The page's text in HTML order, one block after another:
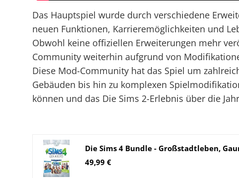
Das Hauptspiel wurde durch verschiedene
neuen Funktionen, Karrieremöglichkeiten und
Obwohl keine offiziellen Erweiterungen mehr
Community weiterhin aufgrund von
Diese Mod-Community hat das Spiel um
Gebäuden bis hin zu komplexen
können und das Die Sims 2-Erlebnis über die
49,99 €